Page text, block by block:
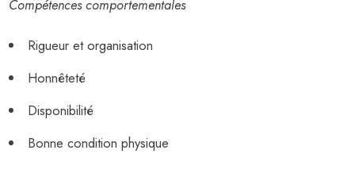
Compétences comportementales
Rigueur et organisation
Honnêteté
Disponibilité
Bonne condition physique